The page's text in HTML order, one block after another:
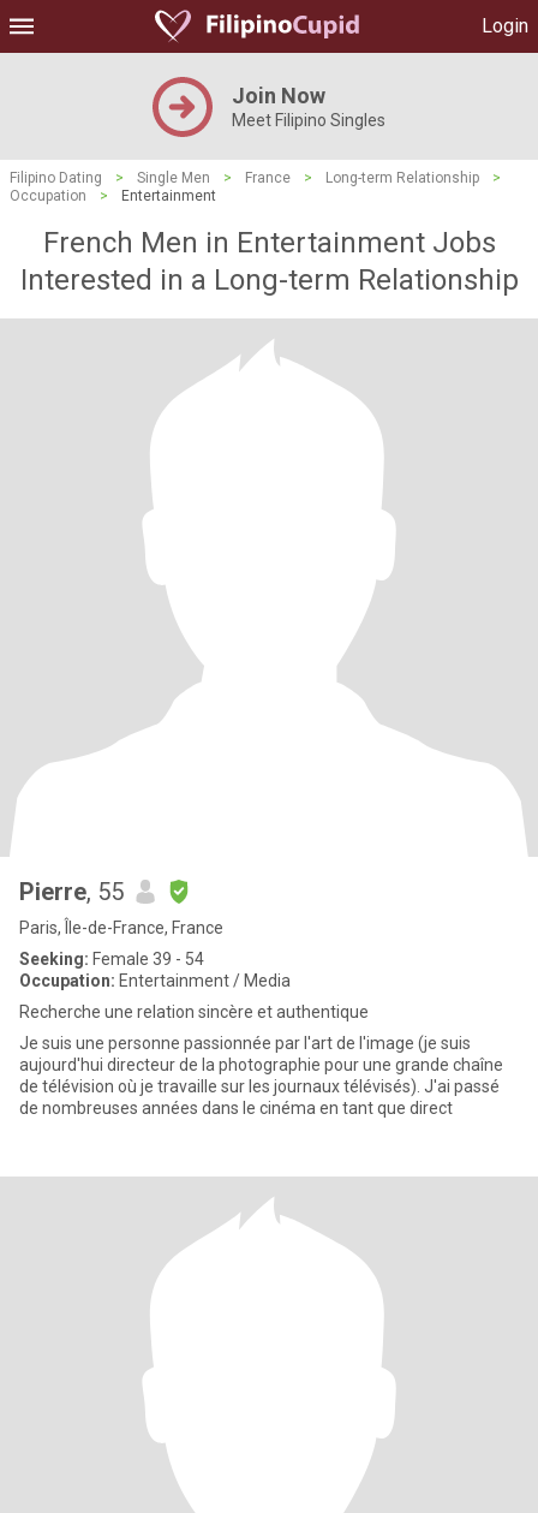
Login
Join Now
Meet Filipino Singles
Filipino Dating > Single Men > France > Long-term Relationship
>
Occupation
> Entertainment
French Men in Entertainment Jobs
Interested in a Long-term Relationship
Pierre, 55
Paris, Île-de-France, France
Seeking: Female 39 - 54
Occupation: Entertainment / Media
Recherche une relation sincère et authentique
Je suis une personne passionnée par l'art de l'image (je suis
aujourd'hui directeur de la photographie pour une grande chaîne
de télévision où je travaille sur les journaux télévisés). J'ai passé
de nombreuses années dans le cinéma en tant que direct